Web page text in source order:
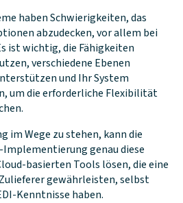
haben Schwierigkeiten, das
abzudecken, vor allem bei
ist wichtig, die Fähigkeiten
verschiedene Ebenen
und Ihr System
um die erforderliche Flexibilität
im Wege zu stehen, kann die
genau diese
basierten Tools lösen, die eine
gewährleisten, selbst
Kenntnisse haben.